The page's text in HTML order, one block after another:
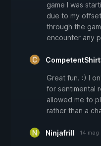
game I was
due to my
through the
encounter any
Great fun. :) I
for sentimental
allowed me to
rather than a
Ninjafrill 14 mag